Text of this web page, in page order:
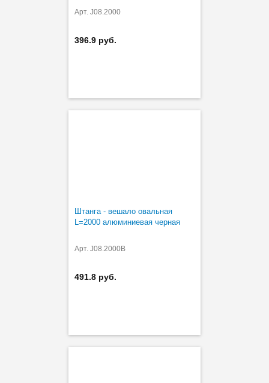
Арт. J08.2000
396.9 руб.
Штанга - вешало овальная
L=2000 алюминиевая черная
Арт. J08.2000B
491.8 руб.